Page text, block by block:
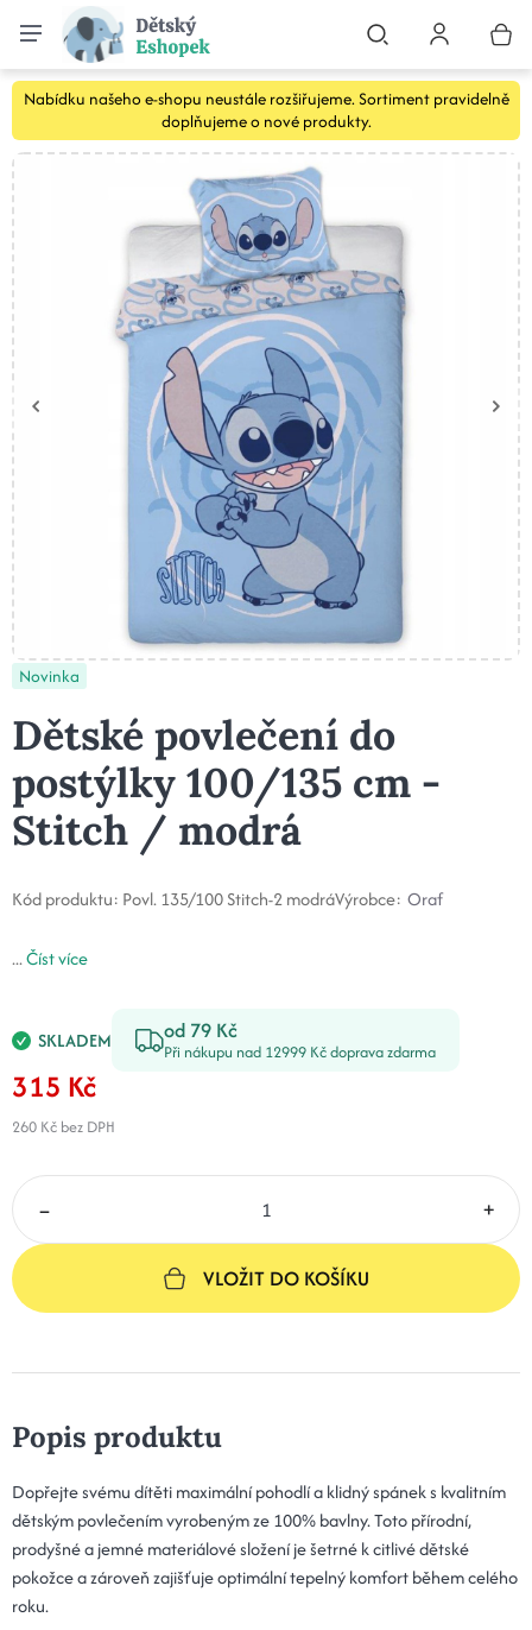
Nabídku našeho e-shopu neustále rozšiřujeme. Sortiment pravidelně
doplňujeme o nové produkty.
Novinka
Dětské povlečení do
postýlky 100/135 cm -
Stitch / modrá
Kód produktu: Povl. 135/100 Stitch-2 modráVýrobce: Oraf
...Číst více
SKLADEM od 79 Kč
Při nákupu nad 12999 Kč doprava zdarma
315 Kč
260 Kč bez DPH
– +
VLOŽIT DO KOŠÍKU
Popis produktu
Dopřejte svému dítěti maximální pohodlí a klidný spánek s kvalitním
dětským povlečením vyrobeným ze 100% bavlny. Toto přírodní,
prodyšné a jemné materiálové složení je šetrné k citlivé dětské
pokožce a zároveň zajišťuje optimální tepelný komfort během celého
roku.